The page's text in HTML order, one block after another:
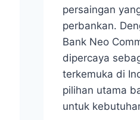
persaingan
perbankan.
Bank Neo
dipercaya
terkemuka di
pilihan utama
untuk